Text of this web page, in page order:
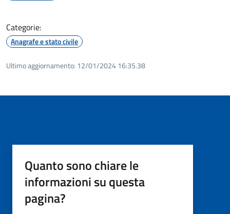
Categorie:
Anagrafe e stato civile
Ultimo aggiornamento: 12/01/2024 16:35.38
Quanto sono chiare le
informazioni su questa
pagina?